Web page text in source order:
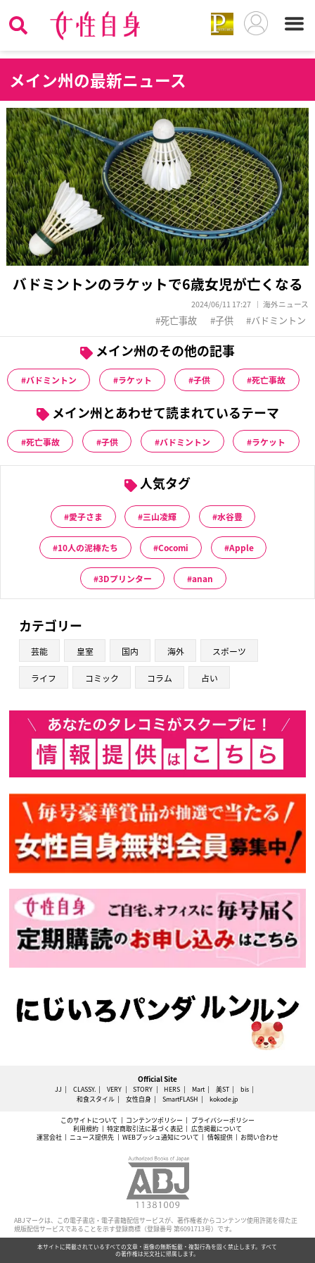
メイン州の最新ニュース
バドミントンのラケットで6歳女児が亡くなる
2024/06/11 17:27 海外ニュース
死亡事故 子供 バドミントン
メイン州のその他の記事
バドミントン ラケット 子供 死亡事故
メイン州とあわせて読まれているテーマ
死亡事故 子供 バドミントン ラケット
人気タグ
愛子さま 三山凌輝 水谷豊
10人の泥棒たち Cocomi Apple
3Dプリンター anan
カテゴリー
芸能 皇室 国内 海外 スポーツ
ライフ コミック コラム 占い
Official Site
JJ CLASSY. VERY STORY HERS Mart 美ST
bis
和食スタイル
女性自身 SmartFLASH kokode.jp
このサイトについて コンテンツポリシー
プライバシーポリシー
利用規約
特定商取引法に基づく表記
広告掲載について
運営会社
ニュース提供先 WEBプッシュ通知について 情報提供 お問い合わせ
ABJマークは、この電子書店・電子書籍配信サービスが、著作権者からコンテンツ使用許諾を得た正
規版配信サービスであることを示す登録商標（登録番号 第6091713号）です。
本サイトに掲載されているすべての文章・画像の無断転載・複製行為を固く禁止します。すべて
の著作権は光文社に帰属します。